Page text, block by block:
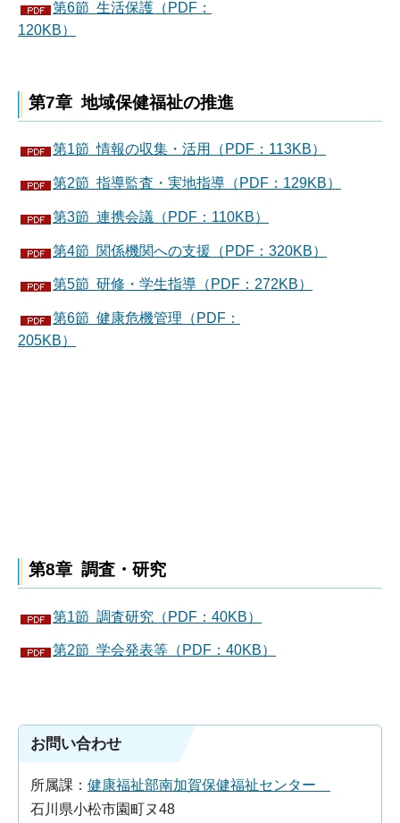
第6節 生活保護（PDF：
120KB）
第7章 地域保健福祉の推進
第1節 情報の収集・活用（PDF：113KB）
第2節 指導監査・実地指導（PDF：129KB）
第3節 連携会議（PDF：110KB）
第4節 関係機関への支援（PDF：320KB）
第5節 研修・学生指導（PDF：272KB）
第6節 健康危機管理（PDF：
205KB）
第8章 調査・研究
第1節 調査研究（PDF：40KB）
第2節 学会発表等（PDF：40KB）
お問い合わせ
所属課： 健康福祉部南加賀保健福祉センター
石川県小松市園町ヌ48